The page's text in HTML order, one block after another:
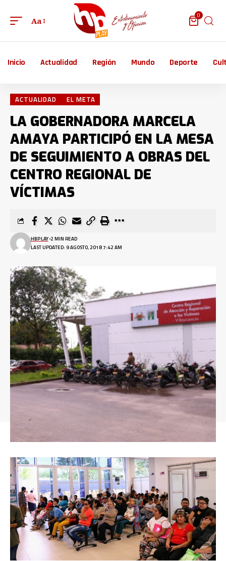
Aa
0
Inicio Actualidad Región Mundo Deporte
ACTUALIDAD EL META
LA GOBERNADORA MARCELA
AMAYA PARTICIPÓ EN LA MESA
DE SEGUIMIENTO A OBRAS DEL
CENTRO REGIONAL DE
VÍCTIMAS
LAST UPDATED: 9 AGOSTO, 2018 7:42 AM
HBPLAY 2 MIN READ